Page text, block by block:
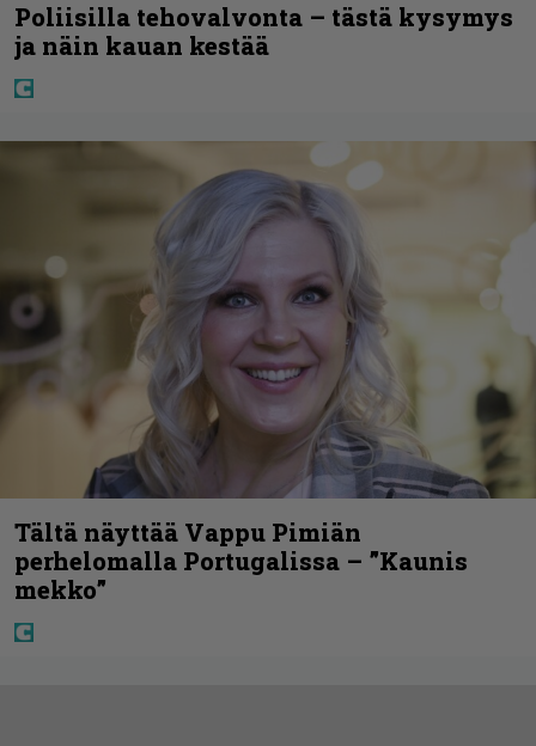
Poliisilla tehovalvonta – tästä kysymys
ja näin kauan kestää
Tältä näyttää Vappu Pimiän
perhelomalla Portugalissa – ”Kaunis
mekko”